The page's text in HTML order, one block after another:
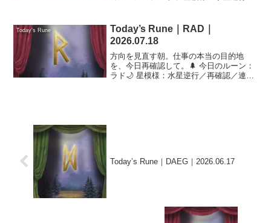
Today's Rune
Today’s Rune｜RAD｜
2026.07.18
方向を見直す朝。仕事の本当の目的地
を、今日再確認して。🌲 今日のルーン：
ラド🌙 星模様：水星逆行／再確認／連絡
Today’s Rune｜DAEG｜2026.06.17